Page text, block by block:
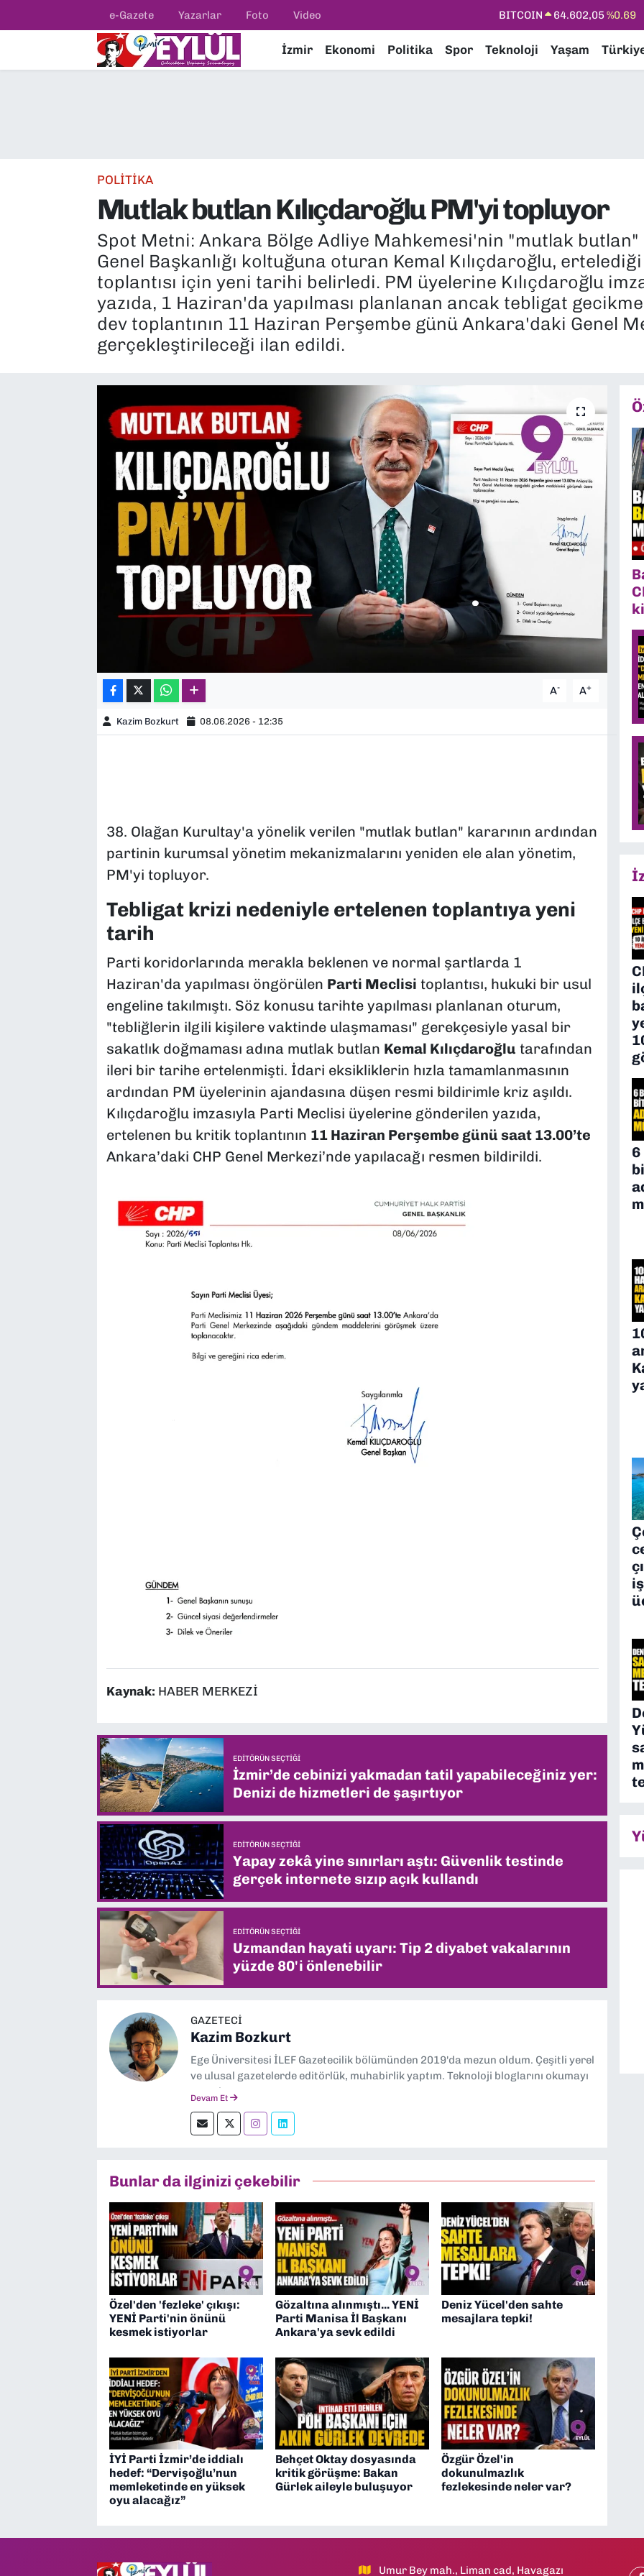
e-Gazete Yazarlar Foto Video DOLAR 47,6006%0.06
STERLİN
64,2398%0.2
İzmir Ekonomi Politika Spor Teknoloji Yaşam
POLİTİKA
Mutlak butlan Kılıçdaroğlu PM'yi topluyor
Spot Metni: Ankara Bölge Adliye Mahkemesi'nin "mutlak butlan"
Genel Başkanlığı koltuğuna oturan Kemal Kılıçdaroğlu,
toplantısı için yeni tarihi belirledi. PM üyelerine Kılıçdaroğlu
yazıda, 1 Haziran'da yapılması planlanan ancak tebligat
dev toplantının 11 Haziran Perşembe günü Ankara'daki Genel
gerçekleştirileceği ilan edildi.
A- A+
Kazim Bozkurt 08.06.2026 - 12:35
38. Olağan Kurultay'a yönelik verilen "mutlak butlan" kararının ardından
partinin kurumsal yönetim mekanizmalarını yeniden ele alan yönetim,
PM'yi topluyor.
Tebligat krizi nedeniyle ertelenen toplantıya yeni
tarih
Parti koridorlarında merakla beklenen ve normal şartlarda 1
Haziran'da yapılması öngörülen Parti Meclisi toplantısı, hukuki bir usul
engeline takılmıştı. Söz konusu tarihte yapılması planlanan oturum,
"tebliğlerin ilgili kişilere vaktinde ulaşmaması" gerekçesiyle yasal bir
sakatlık doğmaması adına mutlak butlan Kemal Kılıçdaroğlu tarafından
ileri bir tarihe ertelenmişti. İdari eksikliklerin hızla tamamlanmasının
ardından PM üyelerinin ajandasına düşen resmi bildirimle kriz aşıldı.
Kılıçdaroğlu imzasıyla Parti Meclisi üyelerine gönderilen yazıda,
ertelenen bu kritik toplantının 11 Haziran Perşembe günü saat 13.00’te
Ankara’daki CHP Genel Merkezi’nde yapılacağı resmen bildirildi.
Kaynak: HABER MERKEZİ
EDITÖRÜN SEÇTIĞI
İzmir’de cebinizi yakmadan tatil yapabileceğiniz yer:
Denizi de hizmetleri de şaşırtıyor
EDITÖRÜN SEÇTIĞI
Yapay zekâ yine sınırları aştı: Güvenlik testinde
gerçek internete sızıp açık kullandı
EDITÖRÜN SEÇTIĞI
Uzmandan hayati uyarı: Tip 2 diyabet vakalarının
yüzde 80'i önlenebilir
GAZETECI
Kazim Bozkurt
Ege Üniversitesi İLEF Gazetecilik bölümünden 2019'da mezun oldum. Çeşitli yerel
ve ulusal gazetelerde editörlük, muhabirlik yaptım. Teknoloji bloglarını okumayı
severim.
Devam Et
Bunlar da ilginizi çekebilir
Özel'den 'fezleke' çıkışı:
YENİ Parti'nin önünü
kesmek istiyorlar
Gözaltına alınmıştı... YENİ
Parti Manisa İl Başkanı
Ankara'ya sevk edildi
Deniz Yücel'den sahte
mesajlara tepki!
İYİ Parti İzmir’de iddialı
hedef: “Dervişoğlu’nun
memleketinde en yüksek
oyu alacağız”
Behçet Oktay dosyasında
kritik görüşme: Bakan
Gürlek aileyle buluşuyor
Özgür Özel'in
dokunulmazlık
fezlekesinde neler var?
6
Umur Bey mah., Liman cad, Havagazı
Resmi İlanlar
EKONOMİ
KÜLTÜR SANAT
MAGAZİN
POLİTİKA
YEREL YÖNETİMLER
Konak Nöbetçi Eczaneler
Tüm Manşetler
Son Dakika Haberleri
Haber Arşivi